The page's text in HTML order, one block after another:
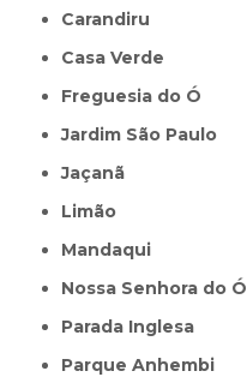
Carandiru
Casa Verde
Freguesia do Ó
Jardim São Paulo
Jaçanã
Limão
Mandaqui
Nossa Senhora do Ó
Parada Inglesa
Parque Anhembi